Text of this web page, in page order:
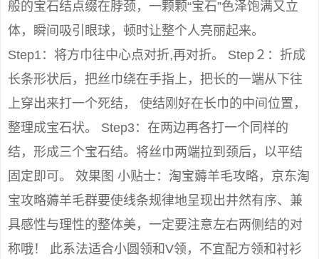
般的宝石结点缀在脖颈，一颗颗“宝石”色泽饱满又立
体，瞬间吸引眼球，顿时让整个人亮丽起来。
Step1：将方巾往中心点对折,再对折。 Step２：折成
长条形状后，把丝巾绕在手指上，把长的一端从下往
上穿出来打一个死结， 使结刚好在长巾的中间位置，
整理成宝石状。 Step3：在两边再各打一个同样的
结，形成三个宝石结。将丝巾两端拉到颈后，以平结
固定即可。 效果图 小贴士：淘宝薅羊毛攻略，京东淘
宝攻略薅羊毛群要使线条规律地呈现出井然有序、兼
具感性与理性的整体美，一定要注意左右两侧结的对
称哦！ 此系法适合小圆领和V领，不宜配方领和衬衫